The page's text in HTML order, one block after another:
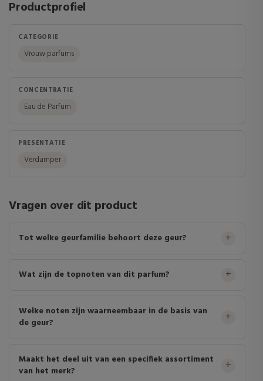
Productprofiel
CATEGORIE
Vrouw parfums
CONCENTRATIE
Eau de Parfum
PRESENTATIE
Verdamper
Vragen over dit product
Tot welke geurfamilie behoort deze geur?
Wat zijn de topnoten van dit parfum?
Welke noten zijn waarneembaar in de basis van
de geur?
Maakt het deel uit van een specifiek assortiment
van het merk?